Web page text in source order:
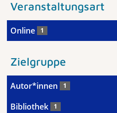
Veranstaltungsart
Online 1
Zielgruppe
Autor*innen 1
Bibliothek 1